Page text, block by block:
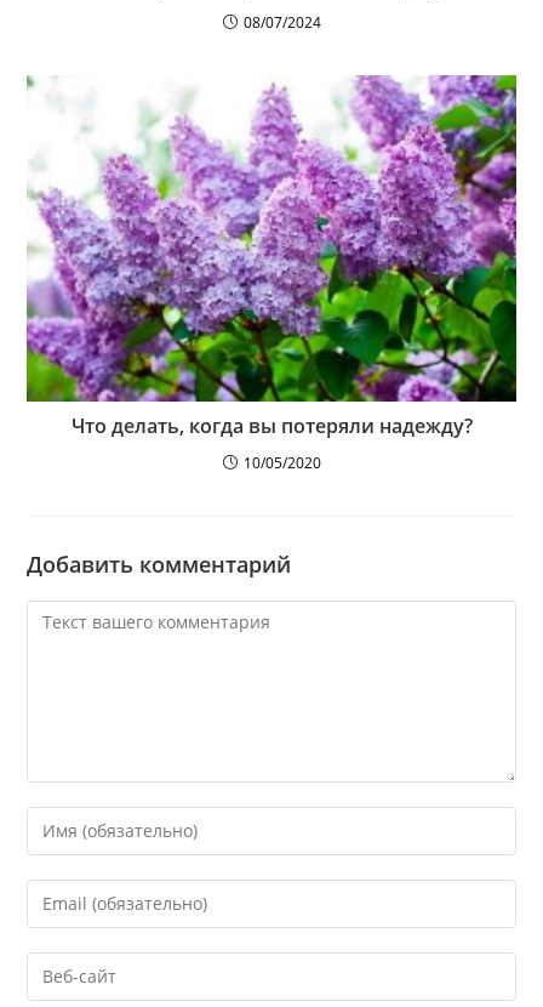
08/07/2024
Что делать, когда вы потеряли надежду?
10/05/2020
Добавить комментарий